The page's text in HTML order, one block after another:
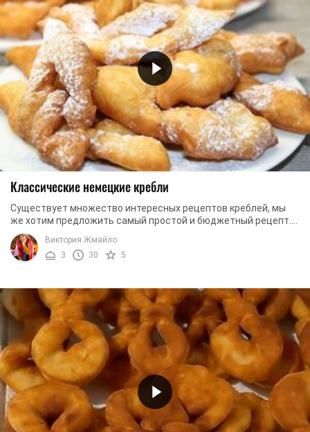
Классические немецкие кребли
Существует множество интересных рецептов креблей, мы
же хотим предложить самый простой и бюджетный рецепт.
Мягкие и пышные кребли, без сомнения, ...
Виктория Жмайло
3
30 5